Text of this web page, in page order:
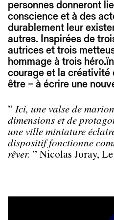
personnes donneront
conscience et à des
durablement leur
autres. Inspirées de
autrices et trois
hommage à trois
courage et la
être – à écrire une
” Ici, une valse de
dimensions et de
une ville miniature
dispositif fonctionne
rêver. ” Nicolas Joray,